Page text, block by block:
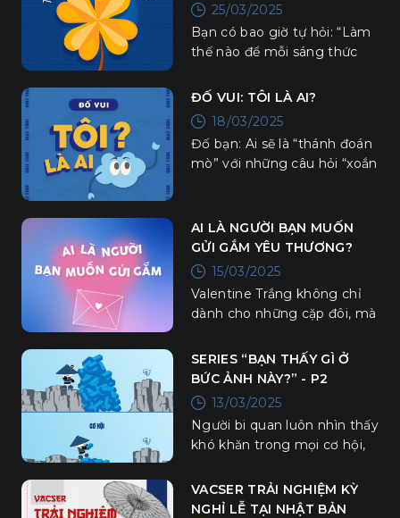
25/03/2025
Bạn có bao giờ tự hỏi: “Làm
thế nào để mỗi sáng thức
hứng khởi?”
ĐỐ VUI: TÔI LÀ AI?
18/03/2025
Đố bạn: Ai sẽ là “thánh đoán
mò” với những câu hỏi “xoắn
AI LÀ NGƯỜI BẠN MUỐN
GỬI GẮM YÊU THƯƠNG?
15/03/2025
Valentine Trắng không chỉ
dành cho những cặp đôi, mà
thương cho tất cả những
người thân bên cạnh bạn.
SERIES “BẠN THẤY GÌ Ở
BỨC ẢNH NÀY?” - P2
13/03/2025
Người bi quan luôn nhìn thấy
khó khăn trong mọi cơ hội,
thấy cơ hội trong từng khó
khăn.
VACSER TRẢI NGHIỆM KỲ
NGHỈ LỄ TẠI NHẬT BẢN